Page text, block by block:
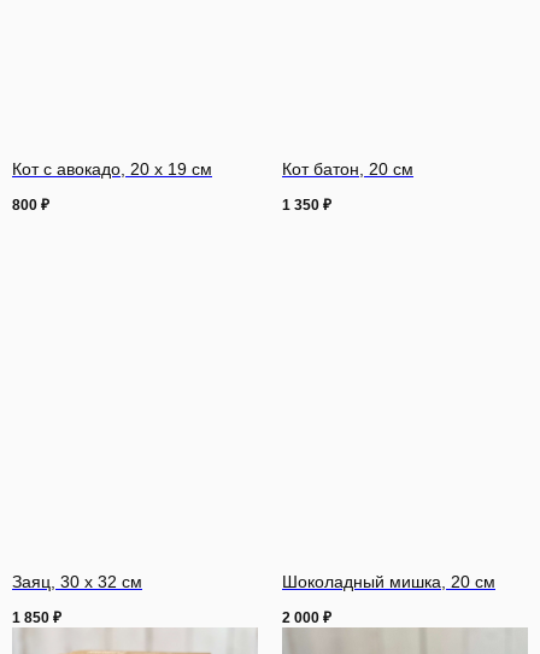
Кот с авокадо, 20 х 19 см
800 ₽
Кот батон, 20 см
1 350 ₽
Заяц, 30 х 32 см
1 850 ₽
Шоколадный мишка, 20 см
2 000 ₽